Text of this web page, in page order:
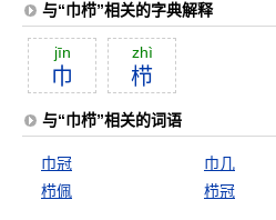
与“巾栉”相关的字典解释
jīn
巾
zhì
栉
与“巾栉”相关的词语
巾冠 巾几
栉佩
栉冠